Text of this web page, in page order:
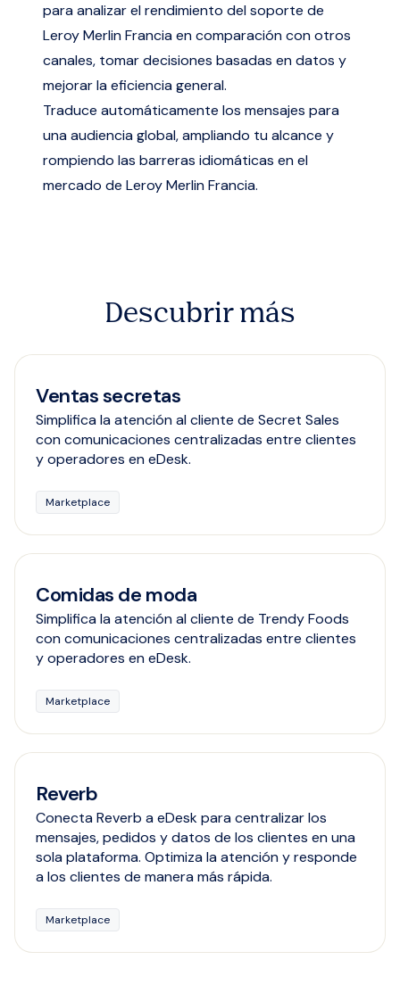
para analizar el rendimiento del soporte de
Leroy Merlin Francia en comparación con otros
canales, tomar decisiones basadas en datos y
mejorar la eficiencia general.
Traduce automáticamente los mensajes para
una audiencia global, ampliando tu alcance y
rompiendo las barreras idiomáticas en el
mercado de Leroy Merlin Francia.
Descubrir más
Ventas secretas
Simplifica la atención al cliente de Secret Sales
con comunicaciones centralizadas entre clientes
y operadores en eDesk.
Marketplace
Comidas de moda
Simplifica la atención al cliente de Trendy Foods
con comunicaciones centralizadas entre clientes
y operadores en eDesk.
Marketplace
Reverb
Conecta Reverb a eDesk para centralizar los
mensajes, pedidos y datos de los clientes en una
sola plataforma. Optimiza la atención y responde
a los clientes de manera más rápida.
Marketplace